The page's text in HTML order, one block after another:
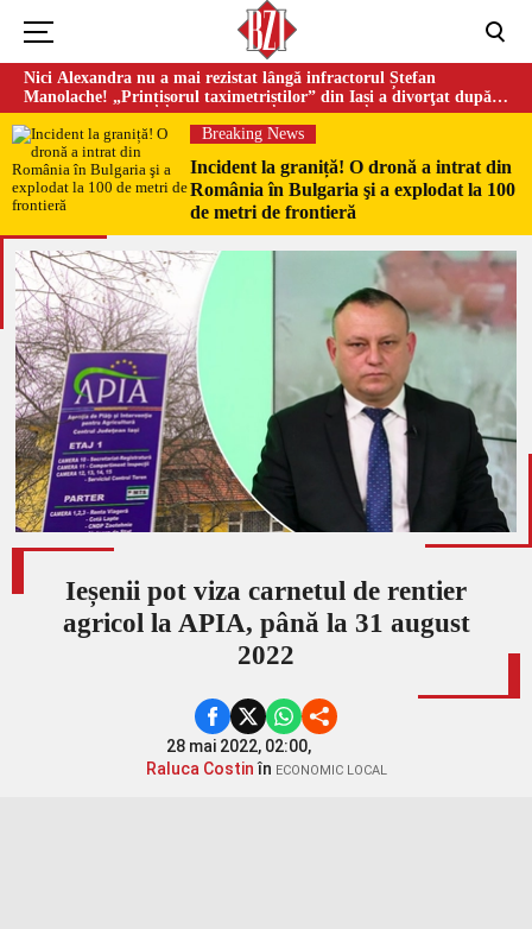
Nici Alexandra nu a mai rezistat lângă infractorul Ștefan
Manolache! „Prințișorul taximetriștilor” din Iași a divorţat după
doi ani de căsnicie
Breaking News
Incident la graniță! O dronă a intrat din
România în Bulgaria şi a explodat la 100
de metri de frontieră
Ieșenii pot viza carnetul de rentier
agricol la APIA, până la 31 august
2022
28 mai 2022, 02:00,
Raluca Costinîn ECONOMIC LOCAL